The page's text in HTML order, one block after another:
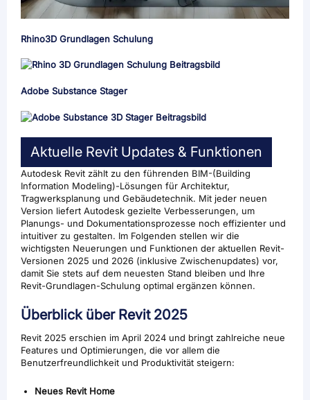
Rhino3D Grundlagen Schulung
Adobe Substance Stager
Aktuelle Revit Updates & Funktionen
Autodesk Revit zählt zu den führenden BIM-(Building
Information Modeling)-Lösungen für Architektur,
Tragwerksplanung und Gebäudetechnik. Mit jeder neuen
Version liefert Autodesk gezielte Verbesserungen, um
Planungs- und Dokumentationsprozesse noch effizienter und
intuitiver zu gestalten. Im Folgenden stellen wir die
wichtigsten Neuerungen und Funktionen der aktuellen Revit-
Versionen 2025 und 2026 (inklusive Zwischenupdates) vor,
damit Sie stets auf dem neuesten Stand bleiben und Ihre
Revit-Grundlagen-Schulung optimal ergänzen können.
Überblick über Revit 2025
Revit 2025 erschien im April 2024 und bringt zahlreiche neue
Features und Optimierungen, die vor allem die
Benutzerfreundlichkeit und Produktivität steigern:
Neues Revit Home